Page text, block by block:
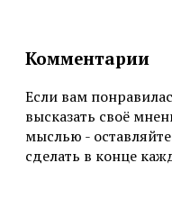
Комментарии
Если вам
высказать своё
мыслью -
сделать в конце